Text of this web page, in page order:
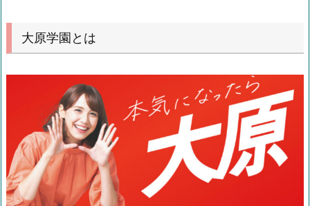
大原学園とは